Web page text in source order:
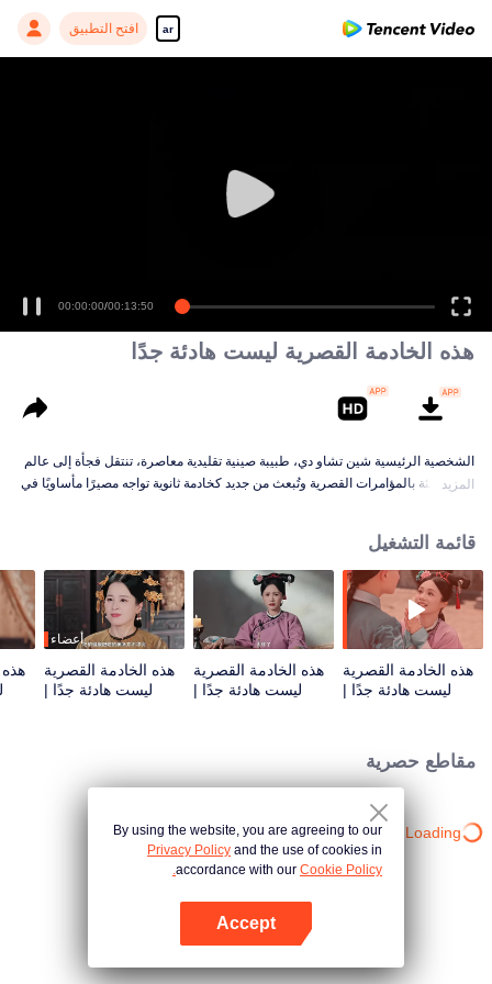
ar افتح التطبيق
00:00:00/00:13:50
هذه الخادمة القصرية ليست هادئة جدًا
الشخصية الرئيسية شين تشاو دي، طبيبة صينية تقليدية معاصرة، تنتقل فجأة إلى عالم
رواية مليئة بالمؤامرات القصرية وتُبعث من جديد كخادمة ثانوية تواجه مصيرًا مأساويًا في
الأصلية في الصعود إلى السلطة، كما تُطور علاقة رومانسية مثيرة مع الأمير الرابع عشر
البارد. تابع رحلتها وهي تتصرف بحكمة في وسط مخاطر القصر الإمبراطوري، وتحقق
انقلابًا مذهلاً، وتعيش حياتها كما تريد حقًا!
المزيد
قائمة التشغيل
هذه الخادمة القصرية
ليست هادئة جدًا |
هذه الخادمة القصرية
ليست هادئة جدًا |
أعضاء
هذه الخادمة القصرية
ليست هادئة جدًا |
هذه
مقاطع حصرية
Loading…
By using the website, you are agreeing to our
Privacy Policy and the use of cookies in
accordance with our Cookie Policy.
Accept